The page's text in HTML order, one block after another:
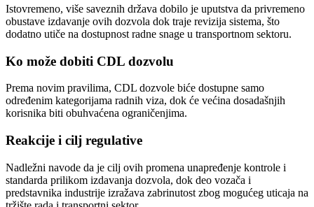
Istovremeno, više saveznih država dobilo je uputstva da privremeno
obustave izdavanje ovih dozvola dok traje revizija sistema, što
dodatno utiče na dostupnost radne snage u transportnom sektoru.
Ko može dobiti CDL dozvolu
Prema novim pravilima, CDL dozvole biće dostupne samo
određenim kategorijama radnih viza, dok će većina dosadašnjih
korisnika biti obuhvaćena ograničenjima.
Reakcije i cilj regulative
Nadležni navode da je cilj ovih promena unapređenje kontrole i
standarda prilikom izdavanja dozvola, dok deo vozača i
predstavnika industrije izražava zabrinutost zbog mogućeg uticaja na